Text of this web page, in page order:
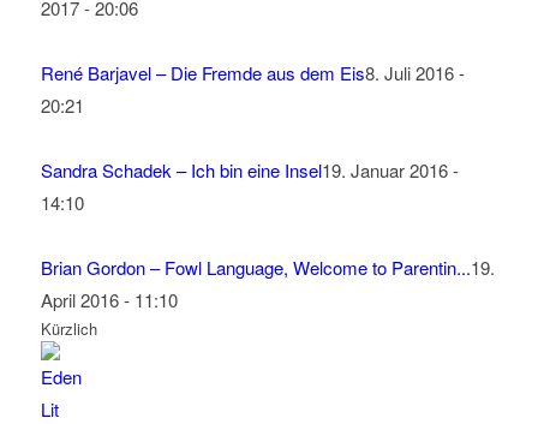
2017 - 20:06
René Barjavel – Die Fremde aus dem Eis8. Juli 2016 -
20:21
Sandra Schadek – Ich bin eine Insel19. Januar 2016 -
14:10
Brian Gordon – Fowl Language, Welcome to Parentin...19.
April 2016 - 11:10
Kürzlich